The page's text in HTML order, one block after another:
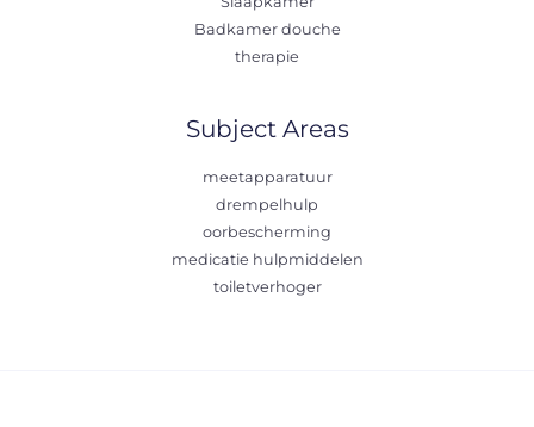
Badkamer douche
therapie
Subject Areas
meetapparatuur
drempelhulp
oorbescherming
medicatie hulpmiddelen
toiletverhoger